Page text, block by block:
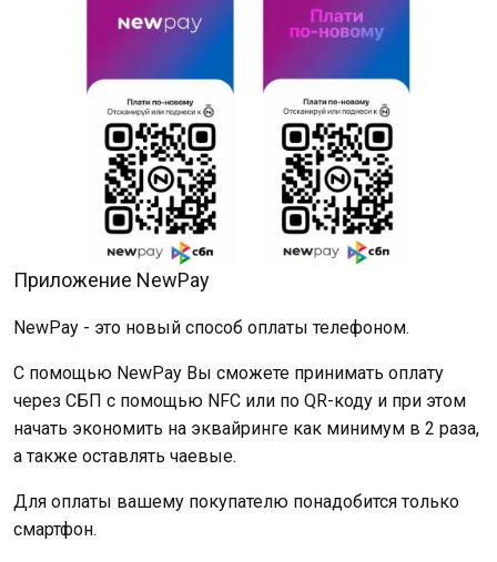
Приложение NewPay
NewPay - это новый способ оплаты телефоном.
С помощью NewPay Вы сможете принимать оплату
через СБП с помощью NFC или по QR-коду и при этом
начать экономить на эквайринге как минимум в 2 раза,
а также оставлять чаевые.
Для оплаты вашему покупателю понадобится только
смартфон.